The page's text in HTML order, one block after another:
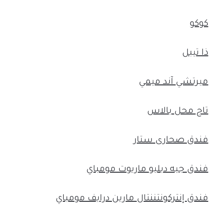
كوكو
ذا تيبل
ميرتشي آند ميمي
تاج محل بالاس
فندق صحارى ستار
فندق جيه دبليو ماريوت مومباي
فندق إنتركونتننتال مارين درايف مومباي